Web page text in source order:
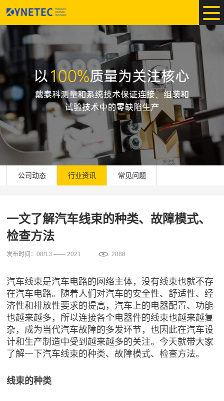
公司动态 行业资讯 常见问题
一文了解汽车线束的种类、故障模式、
检查方法
发布时间：08/13 —— 2021 2888
汽车线束是汽车电路的网络主体，没有线束也就不存
在汽车电路。随着人们对汽车的安全性、舒适性、经
济性和排放性要求的提高，汽车上的电器配置、功能
也越来越多，所以连接各个电器件的线束也越来越复
杂，成为当代汽车故障的多发环节，也因此在汽车设
计和生产制造中受到越来越多的关注。今天就带大家
了解一下汽车线束的种类、故障模式、检查方法。
线束的种类